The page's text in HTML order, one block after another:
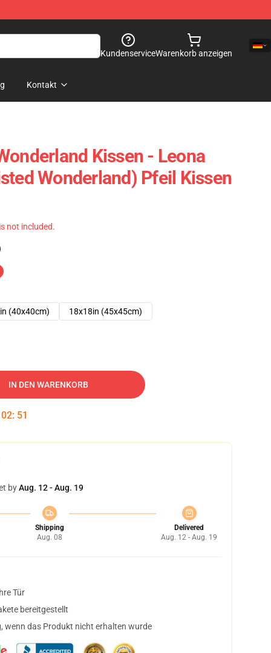
KundenserviceWarenkorb anzeigen
Kontakt
Kissen - Leona
Wonderland) Pfeil Kissen
not included.
(40x40cm)
18x18in (45x45cm)
IN DEN WARENKORB
02: 50
byAug. 12 - Aug. 19
Shipping
Aug. 08
Delivered
Aug. 12 - Aug. 19
Tür
bereitgestellt
wenn das Produkt nicht erhalten wurde